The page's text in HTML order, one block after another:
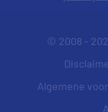
© 2008 -
Algemene